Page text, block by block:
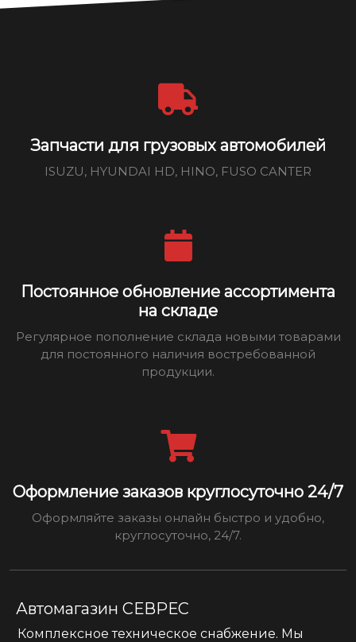
Запчасти для грузовых автомобилей
ISUZU, HYUNDAI HD, HINO, FUSO CANTER
Постоянное обновление ассортимента
на складе
Регулярное пополнение склада новыми товарами
для постоянного наличия востребованной
продукции.
Оформление заказов круглосуточно 24/7
Оформляйте заказы онлайн быстро и удобно,
круглосуточно, 24/7.
Автомагазин СЕВРЕС
Комплексное техническое снабжение. Мы